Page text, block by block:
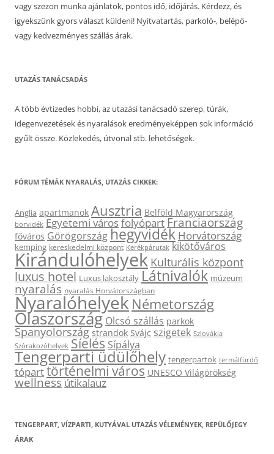
vagy szezon munka ajánlatok, pontos idő, időjárás. Kérdezz, és
igyekszünk gyors választ küldeni! Nyitvatartás, parkoló-, belépő-
vagy kedvezményes szállás árak.
UTAZÁS TANÁCSADÁS
A több évtizedes hobbi, az utazási tanácsadó szerep, túrák,
idegenvezetések és nyaralások eredményeképpen sok információ
gyűlt össze. Közlekedés, útvonal stb. lehetőségek.
FÓRUM TÉMÁK NYARALÁS, UTAZÁS CIKKEK:
Anglia apartmanok Ausztria Belföld Magyarország
borvidék Egyetemi városfolyópartFranciaország
főváros Görögországhegyvidék Horvátország
kemping kereskedelmi központ Kerékpárutak kikötőváros
Kirándulóhelyek Kulturális központ
luxus hotel Luxus lakosztály Látnivalók múzeum
nyaralás nyaralás Horvátországban
Nyaralóhelyek Németország
Olaszország Olcsó szállás parkok
Spanyolország strandok Svájc szigetek Szlovákia
Szórakozóhelyek Síelés Sípálya
Tengerparti üdülőhely tengerpartok termálfürdő
tóparttörténelmi város UNESCO Világörökség
wellnessútikalauz
TENGERPART, VÍZPARTI, KUTYÁVAL UTAZÁS VÉLEMÉNYEK, REPÜLŐJEGY
ÁRAK